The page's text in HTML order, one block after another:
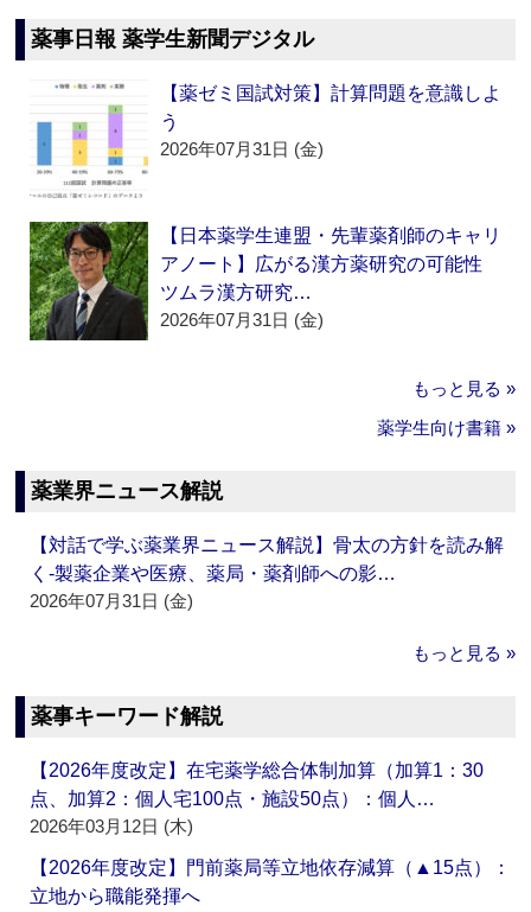
薬事日報 薬学生新聞デジタル
【薬ゼミ国試対策】計算問題を意識しよ
う
2026年07月31日 (金)
【日本薬学生連盟・先輩薬剤師のキャリ
アノート】広がる漢方薬研究の可能性
ツムラ漢方研究…
2026年07月31日 (金)
もっと見る »
薬学生向け書籍 »
薬業界ニュース解説
【対話で学ぶ薬業界ニュース解説】骨太の方針を読み解
く‐製薬企業や医療、薬局・薬剤師への影…
2026年07月31日 (金)
もっと見る »
薬事キーワード解説
【2026年度改定】在宅薬学総合体制加算（加算1：30
点、加算2：個人宅100点・施設50点）：個人…
2026年03月12日 (木)
【2026年度改定】門前薬局等立地依存減算（▲15点）：
立地から職能発揮へ